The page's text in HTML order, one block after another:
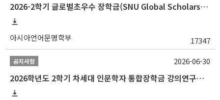
2026-2학기 글로벌초우수 장학금(SNU Global Scholarship, GS) 신청 안내(~7/12 23:00)
아시아언어문명학부 17347
공지사항
2026학년도 2학기 차세대 인문학자 통합장학금 강의연구조교 선발 안내(~7/8)
2026-06-30